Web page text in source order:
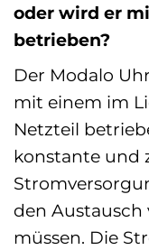
oder wird er
betrieben?
Der Modalo
mit einem im
Netzteil
konstante und
den
müssen. Die